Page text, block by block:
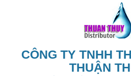
CÔNG TY TNHH
THUẬN